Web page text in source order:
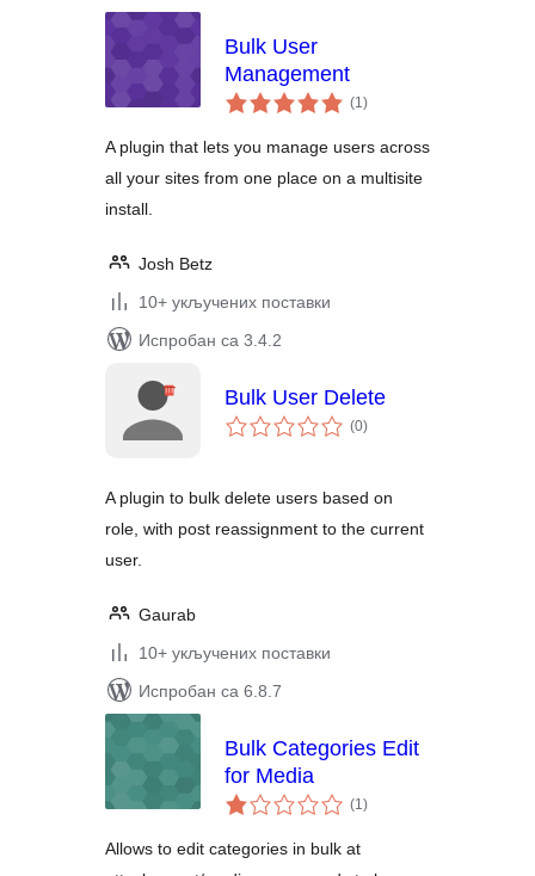
Bulk User
Management
(1укупних
оцена
)
A plugin that lets you manage users across
all your sites from one place on a multisite
install.
Josh Betz
10+ укључених поставки
Испробан са 3.4.2
Bulk User Delete
(0укупних
оцена
)
A plugin to bulk delete users based on
role, with post reassignment to the current
user.
Gaurab
10+ укључених поставки
Испробан са 6.8.7
Bulk Categories Edit
for Media
(1укупних
оцена
)
Allows to edit categories in bulk at